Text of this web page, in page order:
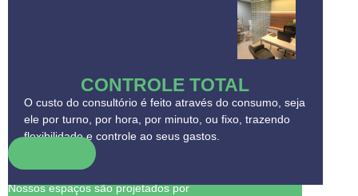
CONTROLE TOTAL
O custo do consultório é feito através do consumo, seja
ele por turno, por hora, por minuto, ou fixo, trazendo
flexibilidade e controle ao seus gastos.
ALTO PADRÃO
Nossos espaços são projetados por